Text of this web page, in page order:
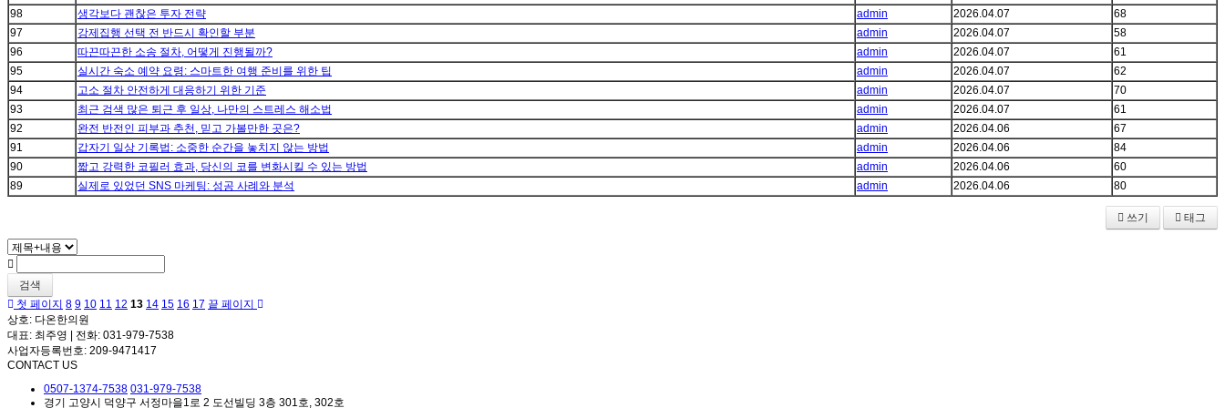
98
생각보다 괜찮은 투자 전략 admin 2026.04.07
68
97
강제집행 선택 전 반드시 확인할 부분 admin 2026.04.07
58
96
따끈따끈한 소송 절차, 어떻게 진행될까? admin 2026.04.07
61
95
실시간 숙소 예약 요령: 스마트한 여행 준비를 위한 팁 admin 2026.04.07
62
94
고소 절차 안전하게 대응하기 위한 기준 admin 2026.04.07
70
93
최근 검색 많은 퇴근 후 일상, 나만의 스트레스 해소법 admin 2026.04.07
61
92
완전 반전인 피부과 추천, 믿고 가볼만한 곳은? admin 2026.04.06
67
91
갑자기 일상 기록법: 소중한 순간을 놓치지 않는 방법 admin 2026.04.06
84
90
짧고 강력한 코필러 효과, 당신의 코를 변화시킬 수 있는 방법 admin 2026.04.06
60
89
실제로 있었던 SNS 마케팅: 성공 사례와 분석 admin 2026.04.06 80
쓰기 태그
검색
첫 페이지 8 9 10 11 12 13 14 15 16 17 끝 페이지
상호: 다온한의원
대표: 최주영 | 전화: 031-979-7538
사업자등록번호: 209-9471417
CONTACT US
0507-1374-7538 031-979-7538
경기 고양시 덕양구 서정마을1로 2 도선빌딩 3층 301호, 302호